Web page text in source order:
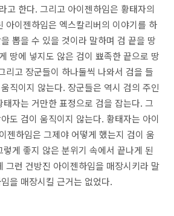
고 한다. 그리고 아이젠하임은 황태자의
아이젠하임은 엑스칼리버의 이야기를 하
뽑을 수 있을 것이라 말하며 검 끝을 땅
땅에 넣지도 않은 검이 뾰족한 끝으로 땅
리고 장군들이 하나둘씩 나와서 검을 들
직이지 않는다. 장군들은 역시 검의 주인
자는 거만한 표정으로 검을 잡는다. 그
도 검이 움직이지 않는다. 황태자는 아이
젠하임은 그제야 어떻게 했는지 검이 움
게 좋지 않은 분위기 속에서 끝나게 된
그런 건방진 아이젠하임을 매장시키라 말
을 매장시킬 근거는 없었다.